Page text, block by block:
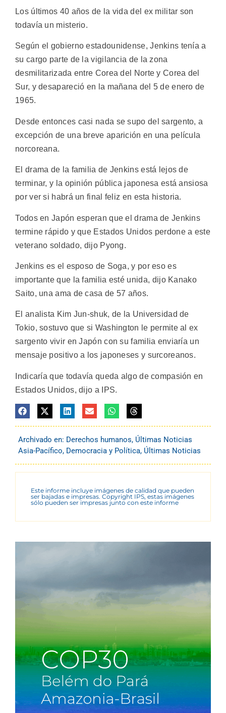
Los últimos 40 años de la vida del ex militar son
todavía un misterio.
Según el gobierno estadounidense, Jenkins tenía a
su cargo parte de la vigilancia de la zona
desmilitarizada entre Corea del Norte y Corea del
Sur, y desapareció en la mañana del 5 de enero de
1965.
Desde entonces casi nada se supo del sargento, a
excepción de una breve aparición en una película
norcoreana.
El drama de la familia de Jenkins está lejos de
terminar, y la opinión pública japonesa está ansiosa
por ver si habrá un final feliz en esta historia.
Todos en Japón esperan que el drama de Jenkins
termine rápido y que Estados Unidos perdone a este
veterano soldado, dijo Pyong.
Jenkins es el esposo de Soga, y por eso es
importante que la familia esté unida, dijo Kanako
Saito, una ama de casa de 57 años.
El analista Kim Jun-shuk, de la Universidad de
Tokio, sostuvo que si Washington le permite al ex
sargento vivir en Japón con su familia enviaría un
mensaje positivo a los japoneses y surcoreanos.
Indicaría que todavía queda algo de compasión en
Estados Unidos, dijo a IPS.
Archivado en: Derechos humanos, Últimas Noticias
Asia-Pacífico, Democracia y Política, Últimas Noticias
Este informe incluye imágenes de calidad que pueden
ser bajadas e impresas. Copyright IPS, estas imágenes
sólo pueden ser impresas junto con este informe